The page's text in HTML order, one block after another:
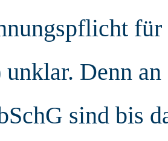
Denn
sind bis